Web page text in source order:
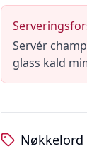
Servér
glass kald
Nøkkelord